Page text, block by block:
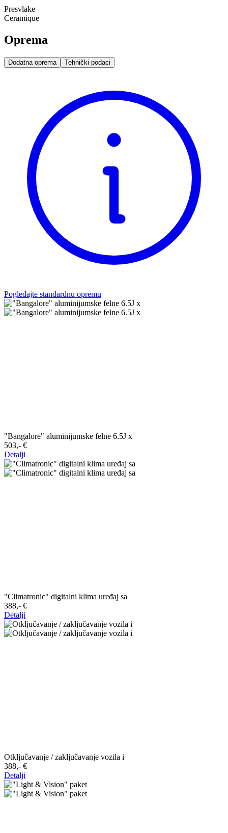
Presvlake
Ceramique
Oprema
Dodatna oprema Tehnički podaci
Pogledajte standardnu opremu
"Bangalore" aluminijumske felne 6.5J x
503,-‍ €
Detalji
"Climatronic" digitalni klima uređaj sa
388,-‍ €
Detalji
Otključavanje / zaključavanje vozila i
388,-‍ €
Detalji